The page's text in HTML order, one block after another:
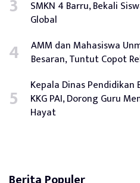
SMKN 4 Barru, Bekali
Global
AMM dan Mahasiswa
Besaran, Tuntut Copot
Kepala Dinas Pendidikan
KKG PAI, Dorong Guru
Hayat